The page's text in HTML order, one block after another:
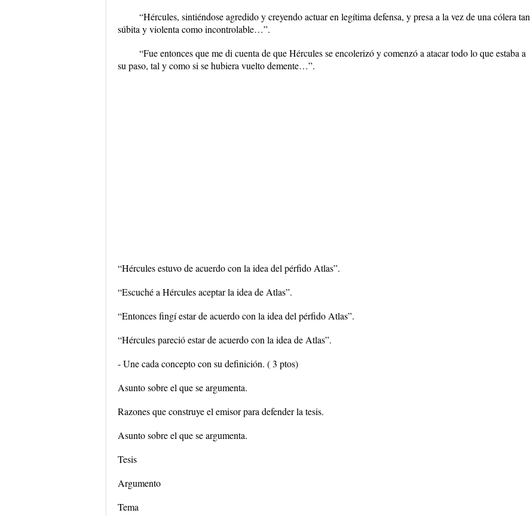
“Hércules, sintiéndose agredido y creyendo actuar en legítima defensa, y presa a la vez de una cólera tan
súbita y violenta como incontrolable…”.
“Fue entonces que me di cuenta de que Hércules se encolerizó y comenzó a atacar todo lo que estaba a
su paso, tal y como si se hubiera vuelto demente…”.
“Hércules estuvo de acuerdo con la idea del pérfido Atlas”.
“Escuché a Hércules aceptar la idea de Atlas”.
“Entonces fingí estar de acuerdo con la idea del pérfido Atlas”.
“Hércules pareció estar de acuerdo con la idea de Atlas”.
- Une cada concepto con su definición. ( 3 ptos)
Asunto sobre el que se argumenta.
Razones que construye el emisor para defender la tesis.
Asunto sobre el que se argumenta.
Tesis
Argumento
Tema